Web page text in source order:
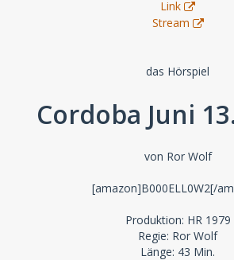
Link
Stream
das Hörspiel
Cordoba Juni
von Ror Wolf
[amazon]B000ELL0W2[/
Produktion: HR 1979
Regie: Ror Wolf
Länge: 43 Min.